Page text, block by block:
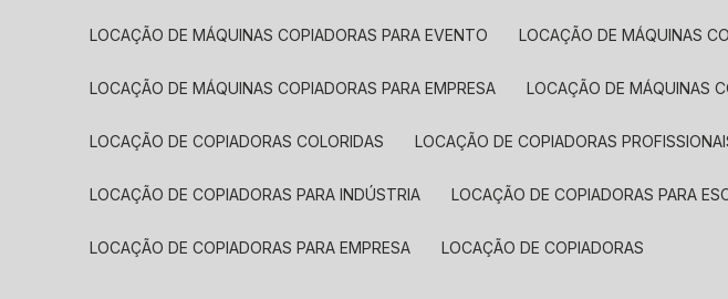
LOCAÇÃO DE MÁQUINAS COPIADORAS PARA EVENTO LOCAÇÃO DE MÁQUINAS
LOCAÇÃO DE MÁQUINAS COPIADORAS PARA EMPRESA LOCAÇÃO DE MÁQUINAS
LOCAÇÃO DE COPIADORAS COLORIDAS LOCAÇÃO DE COPIADORAS
LOCAÇÃO DE COPIADORAS PARA INDÚSTRIA LOCAÇÃO DE COPIADORAS PARA
LOCAÇÃO DE COPIADORAS PARA EMPRESA LOCAÇÃO DE COPIADORAS